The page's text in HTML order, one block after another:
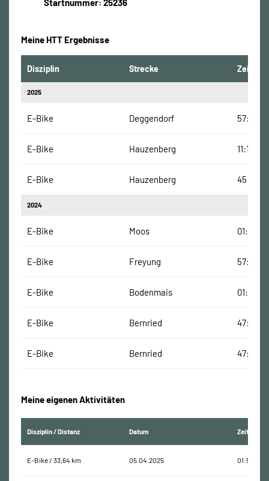
Startnummer: 25236
Meine HTT Ergebnisse
Disziplin Strecke Zeit
2025
E-Bike Deggendorf 57:14
E-Bike Hauzenberg 11:15
E-Bike Hauzenberg 45:16
2024
E-Bike Moos
E-Bike Freyung 57:44
E-Bike Bodenmais
E-Bike Bernried 47:53
E-Bike Bernried 47:53
Meine eigenen Aktivitäten
Disziplin / Distanz Datum Zeit
E-Bike / 33,64 km 05.04.2025 01:59:41